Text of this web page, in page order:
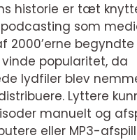
historie er tæt
som
2000’erne begyndte
popularitet, da
lydfiler blev
Lyttere
manuelt og
eller MP3-